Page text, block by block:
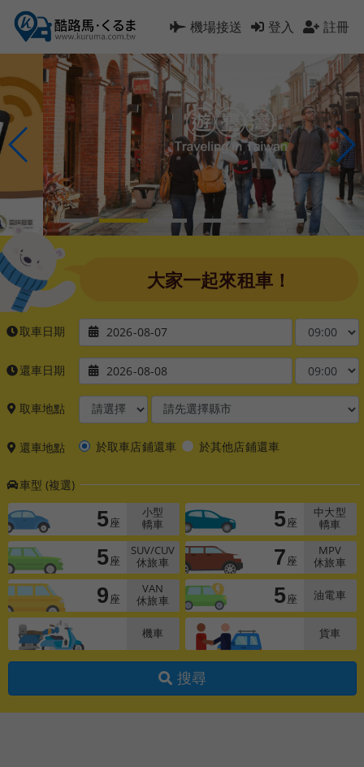
機場接送 登入 註冊
大家一起來租車！
取車日期 2026-08-07
還車日期 2026-08-08
取車地點
還車地點 於取車店鋪還車 於其他店鋪還車
車型 (複選)
5 座
小型
轎車
5 座
中大型
轎車
5 座
SUV/CUV
休旅車
7 座
MPV
休旅車
9 座
VAN
休旅車
5 座 油電車
機車 貨車
搜尋